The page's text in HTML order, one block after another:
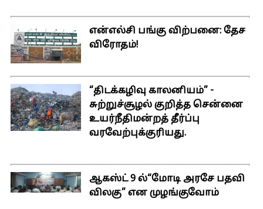
என்எல்சி பங்கு விற்பனை: தேச
விரோதம்!
“திடக்கழிவு காலனியம்” -
சுற்றுச்சூழல் குறித்த சென்னை
உயர்நீதிமன்றத் தீர்ப்பு
வரவேற்புக்குரியது.
ஆகஸ்ட் 9 ல்“மோடி அரசே பதவி
விலகு” என முழங்குவோம்